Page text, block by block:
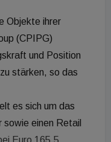
Objekte ihrer
(CPIPG)
und Position
stärken, so das
es sich um das
sowie einen Retail
Euro 165,5